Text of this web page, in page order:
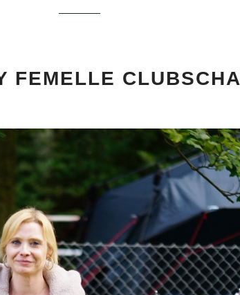
FEMELLE